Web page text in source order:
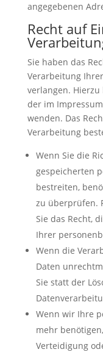
angegebenen
Recht auf
Sie haben das
Verarbeitung
verlangen.
der im
wenden. Das
Verarbeitung
Wenn Sie die
gespeicherten
bestreiten,
zu überprüfen.
Sie das Recht,
Ihrer
Wenn die
Daten
Sie statt der
Wenn wir Ihre
mehr
Verteidigung